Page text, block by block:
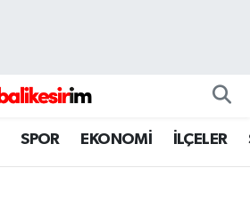
SPOR EKONOMİ İLÇELER